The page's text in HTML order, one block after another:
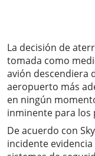
La decisión de
tomada como
avión descendiera
aeropuerto más
en ningún
inminente para los
De acuerdo con
incidente